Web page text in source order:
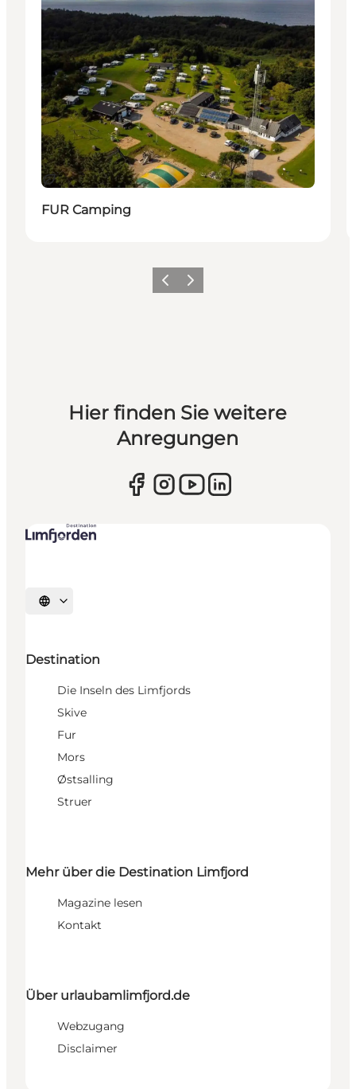
Nachhaltig
FUR Camping
Vorherige Folie
Nächste Folie
Hier finden Sie weitere
Anregungen
Sprache auswählen
Destination
Die Inseln des Limfjords
Skive
Fur
Mors
Østsalling
Struer
Mehr über die Destination Limfjord
Magazine lesen
Kontakt
Über urlaubamlimfjord.de
Webzugang
Disclaimer